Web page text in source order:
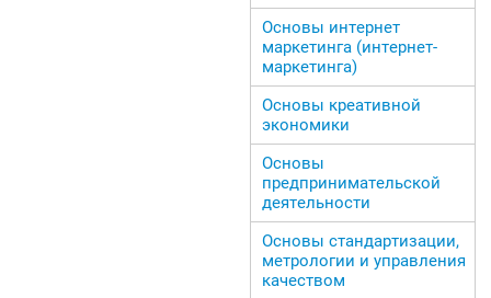
Основы интернет
маркетинга (интернет-
маркетинга)
Основы креативной
экономики
Основы
предпринимательской
деятельности
Основы стандартизации,
метрологии и управления
качеством